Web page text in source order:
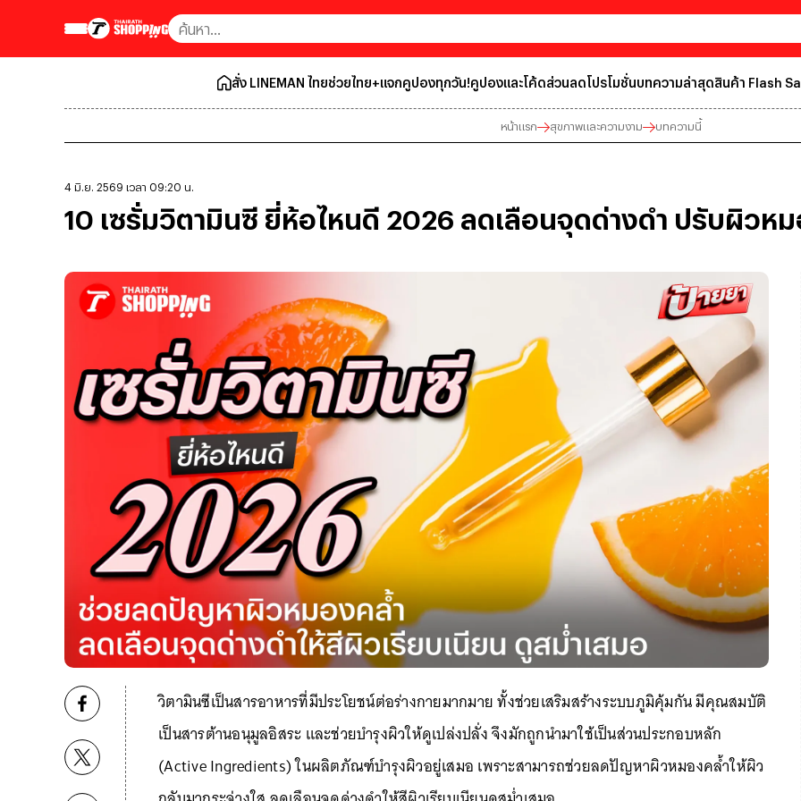
สั่ง LINEMAN ไทยช่วยไทย+แจกคูปองทุกวัน!คูปองและโค้ดส่วนลดโปรโมชั่นบทความล่าสุดสินค้า Flash
หน้าแรก สุขภาพและความงาม บทความนี้
4 มิ.ย. 2569 เวลา 09:20 น.
10 เซรั่มวิตามินซี ยี่ห้อไหนดี 2026 ลดเลือนจุดด่างดำ ปรับผิวห
วิตามินซีเป็นสารอาหารที่มีประโยชน์ต่อร่างกายมากมาย ทั้งช่วยเสริมสร้างระบบภูมิคุ้มกัน มีคุณสมบัติ
เป็นสารต้านอนุมูลอิสระ และช่วยบำรุงผิวให้ดูเปล่งปลั่ง จึงมักถูกนำมาใช้เป็นส่วนประกอบหลัก
(Active Ingredients) ในผลิตภัณฑ์บำรุงผิวอยู่เสมอ เพราะสามารถช่วยลดปัญหาผิวหมองคล้ำให้ผิว